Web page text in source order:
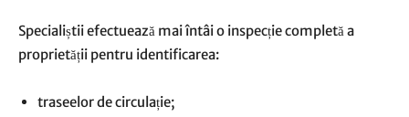
Specialiștii efectuează mai întâi o inspecție completă a
proprietății pentru identificarea:
traseelor de circulație;